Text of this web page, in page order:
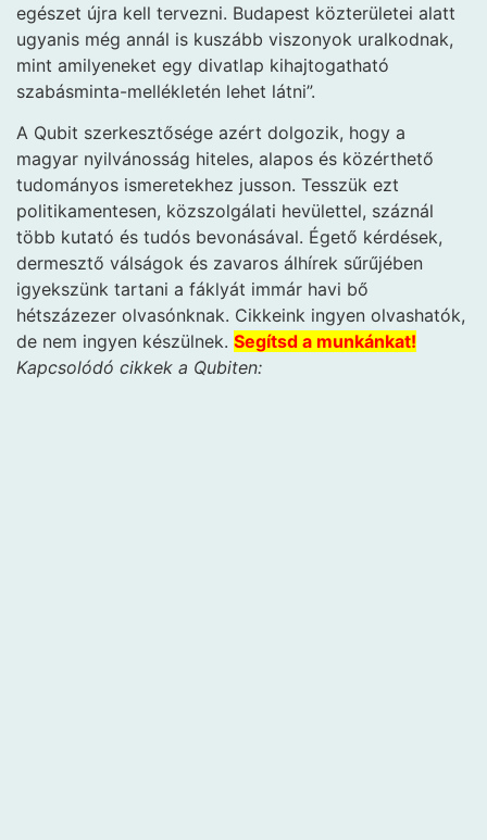
egészet újra kell tervezni. Budapest közterületei alatt
ugyanis még annál is kuszább viszonyok uralkodnak,
mint amilyeneket egy divatlap kihajtogatható
szabásminta-mellékletén lehet látni”.
A Qubit szerkesztősége azért dolgozik, hogy a
magyar nyilvánosság hiteles, alapos és közérthető
tudományos ismeretekhez jusson. Tesszük ezt
politikamentesen, közszolgálati hevülettel, száznál
több kutató és tudós bevonásával. Égető kérdések,
dermesztő válságok és zavaros álhírek sűrűjében
igyekszünk tartani a fáklyát immár havi bő
hétszázezer olvasónknak. Cikkeink ingyen olvashatók,
de nem ingyen készülnek. Segítsd a munkánkat!
Kapcsolódó cikkek a Qubiten: